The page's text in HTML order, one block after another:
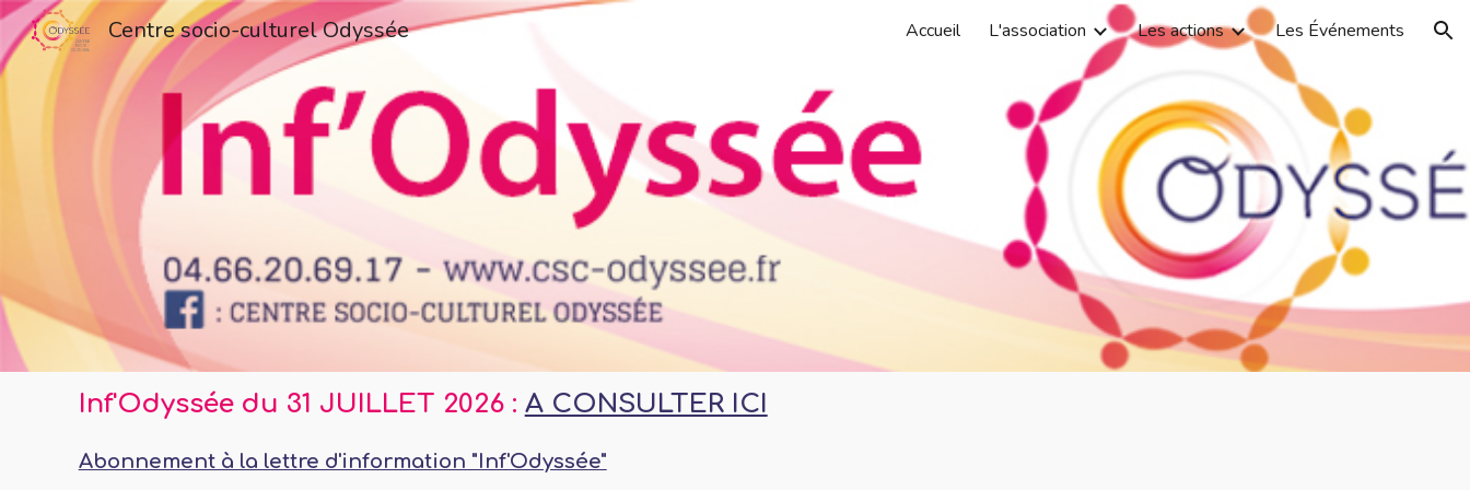
Skip to navigation
Centre socio-culturel Odyssée Accueil L'association Les actions Les Événements
Inf'Odyssée du 31 JUILLET 2026 : A CONSULTER ICI
Abonnement à la lettre d'information "Inf'Odyssée"